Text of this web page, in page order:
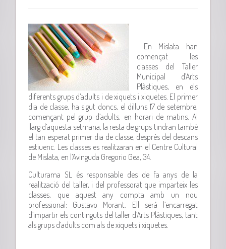
En Mislata han
començat les
classes del Taller
Municipal d’Arts
Plàstiques, en els
diferents grups d’adults i de xiquets i xiquetes. El primer
dia de classe, ha sigut doncs, el dilluns 17 de setembre,
començant pel grup d’adults, en horari de matins. Al
llarg d’aquesta setmana, la resta de grups tindran també
el tan esperat primer dia de classe, desprès del descans
estiuenc. Les classes es realitzaran en el Centre Cultural
de Mislata, en l’Avinguda Gregorio Gea, 34.
Culturama SL és responsable des de fa anys de la
realització del taller, i del professorat que imparteix les
classes, que aquest any compta amb un nou
professional: Gustavo Morant. Ell serà l’encarregat
d’impartir els continguts del taller d’Arts Plàstiques, tant
als grups d’adults com als de xiquets i xiquetes.